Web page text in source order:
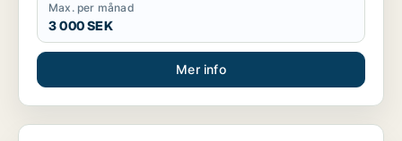
Max. per månad
3 000 SEK
Mer info